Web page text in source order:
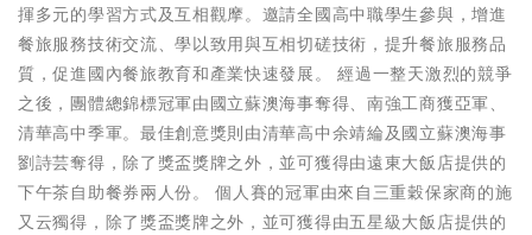
揮多元的學習方式及互相觀摩。邀請全國高中職學生參與，增進
餐旅服務技術交流、學以致用與互相切磋技術，提升餐旅服務品
質，促進國內餐旅教育和產業快速發展。 經過一整天激烈的競爭
之後，團體總錦標冠軍由國立蘇澳海事奪得、南強工商獲亞軍、
清華高中季軍。最佳創意獎則由清華高中余靖綸及國立蘇澳海事
劉詩芸奪得，除了獎盃獎牌之外，並可獲得由遠東大飯店提供的
下午茶自助餐券兩人份。 個人賽的冠軍由來自三重穀保家商的施
又云獨得，除了獎盃獎牌之外，並可獲得由五星級大飯店提供的